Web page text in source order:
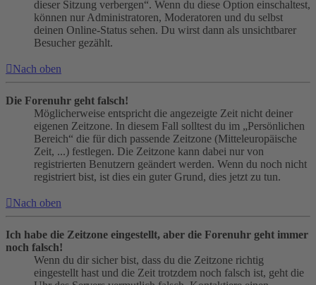
dieser Sitzung verbergen“. Wenn du diese Option einschaltest,
können nur Administratoren, Moderatoren und du selbst
deinen Online-Status sehen. Du wirst dann als unsichtbarer
Besucher gezählt.
Nach oben
Die Forenuhr geht falsch!
Möglicherweise entspricht die angezeigte Zeit nicht deiner
eigenen Zeitzone. In diesem Fall solltest du im „Persönlichen
Bereich“ die für dich passende Zeitzone (Mitteleuropäische
Zeit, ...) festlegen. Die Zeitzone kann dabei nur von
registrierten Benutzern geändert werden. Wenn du noch nicht
registriert bist, ist dies ein guter Grund, dies jetzt zu tun.
Nach oben
Ich habe die Zeitzone eingestellt, aber die Forenuhr geht immer
noch falsch!
Wenn du dir sicher bist, dass du die Zeitzone richtig
eingestellt hast und die Zeit trotzdem noch falsch ist, geht die